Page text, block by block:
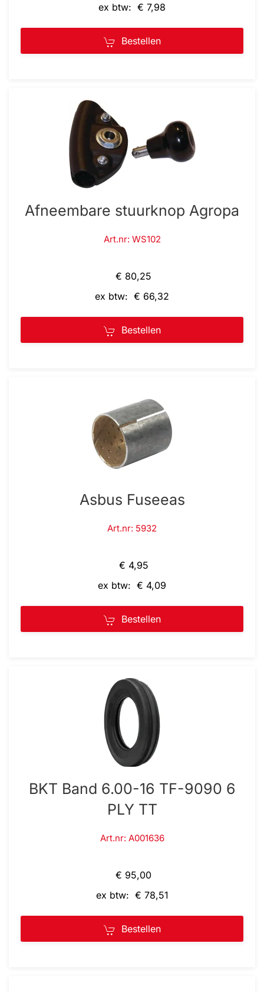
ex btw: € 7,98
Bestellen
Afneembare stuurknop Agropa
Art.nr: WS102
€ 80,25
ex btw: € 66,32
Bestellen
Asbus Fuseeas
Art.nr: 5932
€ 4,95
ex btw: € 4,09
Bestellen
BKT Band 6.00-16 TF-9090 6
PLY TT
Art.nr: A001636
€ 95,00
ex btw: € 78,51
Bestellen